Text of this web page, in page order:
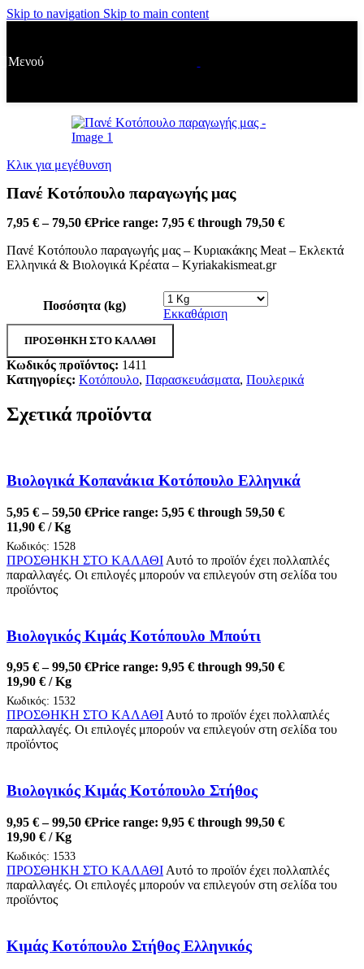
Skip to navigation Skip to main content
Μενού
Κλικ για μεγέθυνση
Πανέ Κοτόπουλο παραγωγής μας
7,95 € – 79,50 €Price range: 7,95 € through 79,50 €
Πανέ Κοτόπουλο παραγωγής μας – Κυριακάκης Meat – Εκλεκτά
Ελληνικά & Βιολογικά Κρέατα – Kyriakakismeat.gr
Ποσόσητα (kg)
Εκκαθάριση
ΠΡΟΣΘΗΚΗ ΣΤΟ ΚΑΛΑΘΙ
Κωδικός προϊόντος: 1411
Κατηγορίες: Κοτόπουλο, Παρασκευάσματα, Πουλερικά
Σχετικά προϊόντα
Βιολογικά Κοπανάκια Κοτόπουλο Ελληνικά
5,95 € – 59,50 €Price range: 5,95 € through 59,50 €
11,90 € / Kg
Κωδικός: 1528
ΠΡΟΣΘΗΚΗ ΣΤΟ ΚΑΛΑΘΙ Αυτό το προϊόν έχει πολλαπλές
παραλλαγές. Οι επιλογές μπορούν να επιλεγούν στη σελίδα του
προϊόντος
Βιολογικός Κιμάς Κοτόπουλο Μπούτι
9,95 € – 99,50 €Price range: 9,95 € through 99,50 €
19,90 € / Kg
Κωδικός: 1532
ΠΡΟΣΘΗΚΗ ΣΤΟ ΚΑΛΑΘΙΑυτό το προϊόν έχει πολλαπλές
παραλλαγές. Οι επιλογές μπορούν να επιλεγούν στη σελίδα του
προϊόντος
Βιολογικός Κιμάς Κοτόπουλο Στήθος
9,95 € – 99,50 €Price range: 9,95 € through 99,50 €
19,90 € / Kg
Κωδικός: 1533
ΠΡΟΣΘΗΚΗ ΣΤΟ ΚΑΛΑΘΙ Αυτό το προϊόν έχει πολλαπλές
παραλλαγές. Οι επιλογές μπορούν να επιλεγούν στη σελίδα του
προϊόντος
Κιμάς Κοτόπουλο Στήθος Ελληνικός